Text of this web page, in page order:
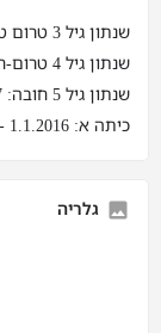
שנתון גיל 3 טרום טרום-חובה: 1.1.2019 - 31.12.2019
שנתון גיל 4 טרום-חובה: 1.1.2018 - 31.12.2018
שנתון גיל 5 חובה: 1.1.2017 - 31.12.2017
כיתה א: 1.1.2016 - 31.12.2016
גלריה